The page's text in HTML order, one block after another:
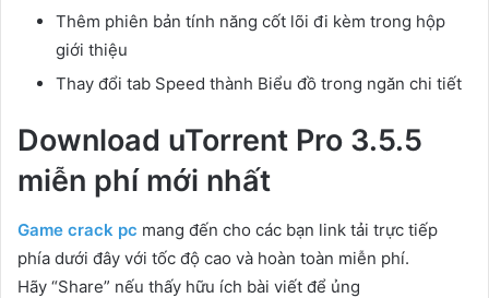
Thêm phiên bản tính năng cốt lõi đi kèm trong hộp
giới thiệu
Thay đổi tab Speed thành Biểu đồ trong ngăn chi tiết
Download uTorrent Pro 3.5.5
miễn phí mới nhất
Game crack pc mang đến cho các bạn link tải trực tiếp
phía dưới đây với tốc độ cao và hoàn toàn miễn phí.
Hãy “Share” nếu thấy hữu ích bài viết để ủng